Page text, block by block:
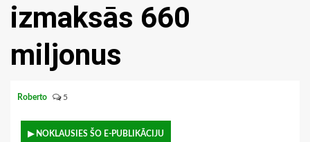
izmaksās 660
miljonus
Roberto 5
▶ NOKLAUSIES ŠO E-PUBLIKĀCIJU